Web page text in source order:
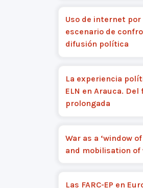
Uso de internet por
escenario de
difusión política
La experiencia
ELN en Arauca.
prolongada
War as a ‘window
and mobilisation of
Las FARC-EP en